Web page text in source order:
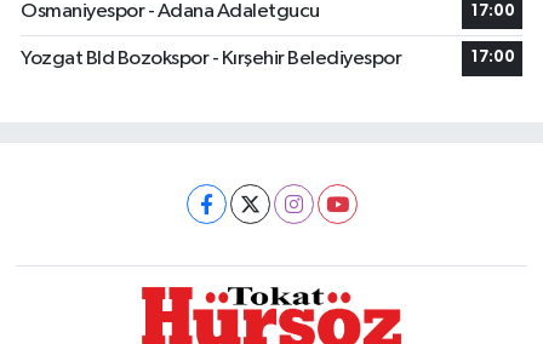
Osmaniyespor - Adana Adaletgucu 17:00
Yozgat Bld Bozokspor - Kırşehir Belediyespor 17:00